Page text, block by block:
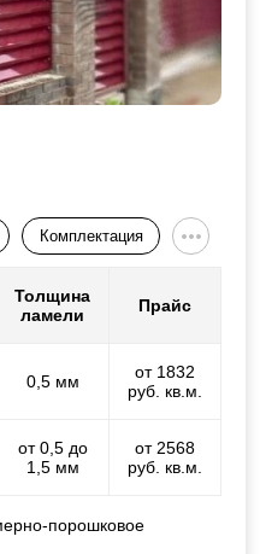
Комплектация
Толщина
ламели
Прайс
0,5 мм
от 1832
руб. кв.м.
от 0,5 до
1,5 мм
от 2568
руб. кв.м.
порошковое